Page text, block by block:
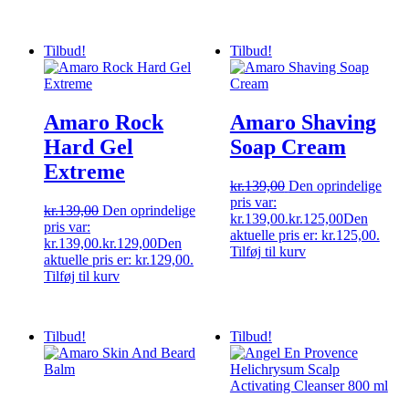
Tilbud!
Amaro Rock
Hard Gel
Extreme
kr.139,00 Den oprindelige
pris var:
kr.139,00.kr.129,00Den
aktuelle pris er: kr.129,00.
Tilføj til kurv
Tilbud!
Amaro Shaving
Soap Cream
kr.139,00 Den oprindelige
pris var:
kr.139,00.kr.125,00Den
aktuelle pris er: kr.125,00.
Tilføj til kurv
Tilbud! Tilbud!